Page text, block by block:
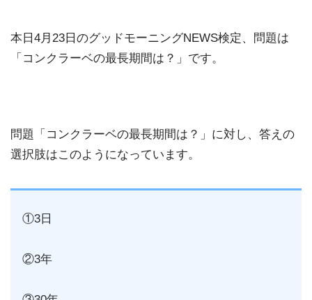
本日4月23日のグッドモーニングNEWS検定、問題は
「コンクラーベの最長期間は？」です。
問題「コンクラーベの最長期間は？」に対し、答えの
選択肢はこのようになっています。
①3日
②3年